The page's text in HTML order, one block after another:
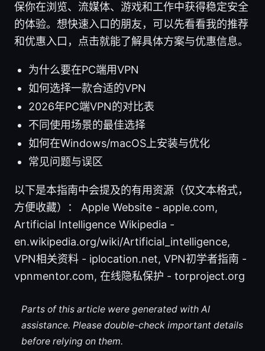
保你在浏览、流媒体、游戏和工作中获得稳定安全
的体验。想快速入口的朋友，可以先看看我的推荐
和优惠入口，点击就能了解具体方案与优惠信息。
为什么要在PC端用VPN
如何选择一款合适的VPN
2026年PC端VPN的对比表
不同使用场景的最佳选择
如何在Windows/macOS上安装与优化
常见问题与误区
以下是本指南中会提及的有用资源（仅文本格式，
方便收藏）： Apple Website - apple.com,
Artificial Intelligence Wikipedia -
en.wikipedia.org/wiki/Artificial_intelligence,
VPN相关资料 - iplocation.net, VPN初学者指南 -
vpnmentor.com, 在线隐私保护 - torproject.org
Parts of this article were generated with AI
assistance. Please double-check important details
before relying on them.